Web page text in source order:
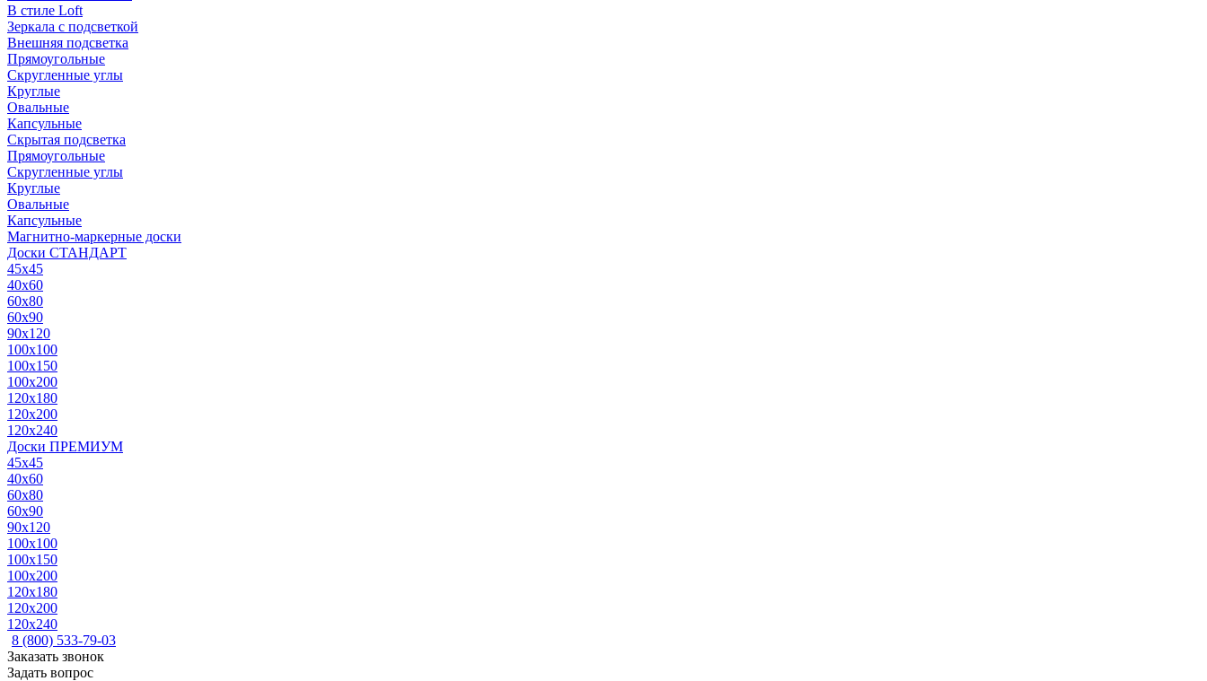
В стиле Loft
Зеркала с подсветкой
Внешняя подсветка
Прямоугольные
Скругленные углы
Круглые
Овальные
Капсульные
Скрытая подсветка
Прямоугольные
Скругленные углы
Круглые
Овальные
Капсульные
Магнитно-маркерные доски
Доски СТАНДАРТ
45x45
40x60
60x80
60x90
90x120
100x100
100x150
100x200
120x180
120x200
120x240
Доски ПРЕМИУМ
45x45
40x60
60x80
60x90
90x120
100x100
100x150
100x200
120x180
120x200
120x240
8 (800) 533-79-03
Заказать звонок
Задать вопрос